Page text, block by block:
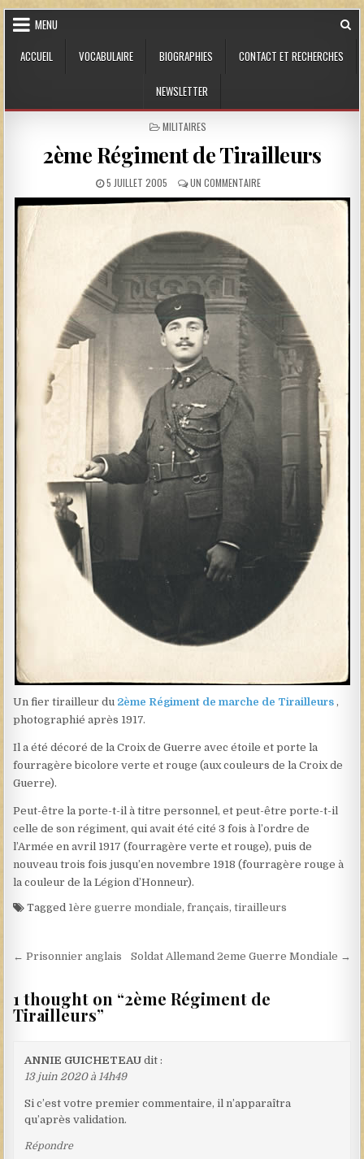
Skip to content
MENU
ACCUEIL
VOCABULAIRE BIOGRAPHIES CONTACT ET RECHERCHES
NEWSLETTER
POSTED IN
MILITAIRES
2ème Régiment de Tirailleurs
PUBLISHED DATE:
5 JUILLET 2005 UN COMMENTAIRESUR 2ÈME RÉGIMENT DE
Un fier tirailleur du 2ème Régiment de marche de Tirailleurs,
photographié après 1917.
Il a été décoré de la Croix de Guerre avec étoile et porte la
fourragère bicolore verte et rouge (aux couleurs de la Croix de
Guerre).
Peut-être la porte-t-il à titre personnel, et peut-être porte-t-il
celle de son régiment, qui avait été cité 3 fois à l’ordre de
l’Armée en avril 1917 (fourragère verte et rouge), puis de
nouveau trois fois jusqu’en novembre 1918 (fourragère rouge à
la couleur de la Légion d’Honneur).
Tagged 1ère guerre mondiale,français,tirailleurs
Navigation de l’article
← Prisonnier anglais Soldat Allemand 2eme Guerre Mondiale →
1 thought on “2ème Régiment de
Tirailleurs”
ANNIE GUICHETEAU dit :
13 juin 2020 à 14h49
Si c’est votre premier commentaire, il n’apparaîtra
qu’après validation.
Répondre